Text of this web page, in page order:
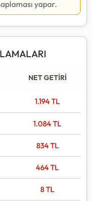
yapar.
NET GETİRİ
1.194TL
1.084TL
834TL
464TL
8TL